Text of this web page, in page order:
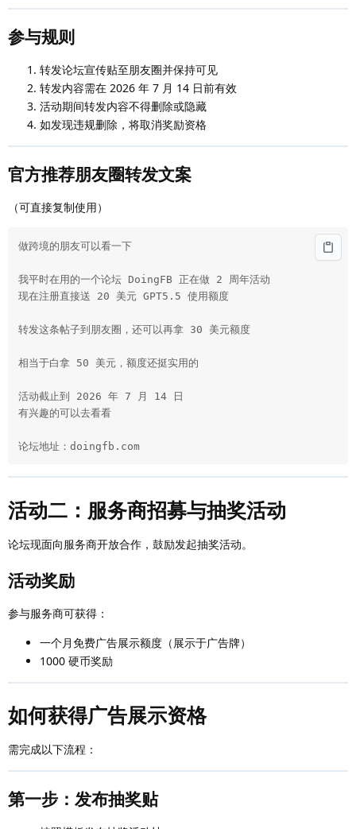
参与规则
转发论坛宣传贴至朋友圈并保持可见
转发内容需在 2026 年 7 月 14 日前有效
活动期间转发内容不得删除或隐藏
如发现违规删除，将取消奖励资格
官方推荐朋友圈转发文案
（可直接复制使用）
做跨境的朋友可以看一下
我平时在用的一个论坛 DoingFB 正在做 2 周年活动
现在注册直接送 20 美元 GPT5.5 使用额度
转发这条帖子到朋友圈，还可以再拿 30 美元额度
相当于白拿 50 美元，额度还挺实用的
活动截止到 2026 年 7 月 14 日
有兴趣的可以去看看
论坛地址：doingfb.com
活动二：服务商招募与抽奖活动
论坛现面向服务商开放合作，鼓励发起抽奖活动。
活动奖励
参与服务商可获得：
一个月免费广告展示额度（展示于广告牌）
1000 硬币奖励
如何获得广告展示资格
需完成以下流程：
第一步：发布抽奖贴